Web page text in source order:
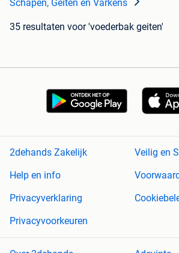
Schapen, Geiten en Varkens
35 resultaten voor 'voederbak geiten'
2dehands Zakelijk
Veilig en
Help en info
Privacyverklaring
Privacyvoorkeuren